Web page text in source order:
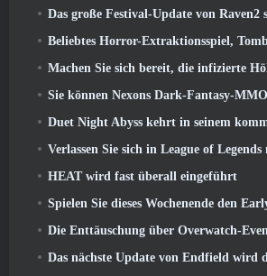
Das große Festival-Update von Raven2 startet und bringt die
Beliebtes Horror-Extraktionsspiel, Tomb Busters,
Machen Sie sich bereit, die infizierte Höhle im nächsten Update
Sie können Nexons Dark-Fantasy-MMORPG Embers Of The Uncrowned
Duet Night Abyss kehrt in seinem kommenden Steampunk-Update in
Verlassen Sie sich in League of Legends nicht darauf, Skins
HEAT wird fast überall eingeführt
Spielen Sie dieses Wochenende den Early Access von
Die Enttäuschung über Overwatch-Events hält
Das nächste Update von Endfield wird das